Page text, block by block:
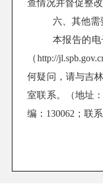
查情况并督促整改
六、其他需
本报告的
（http://
何疑问，请与吉
室联系。（地址
编：130062；联